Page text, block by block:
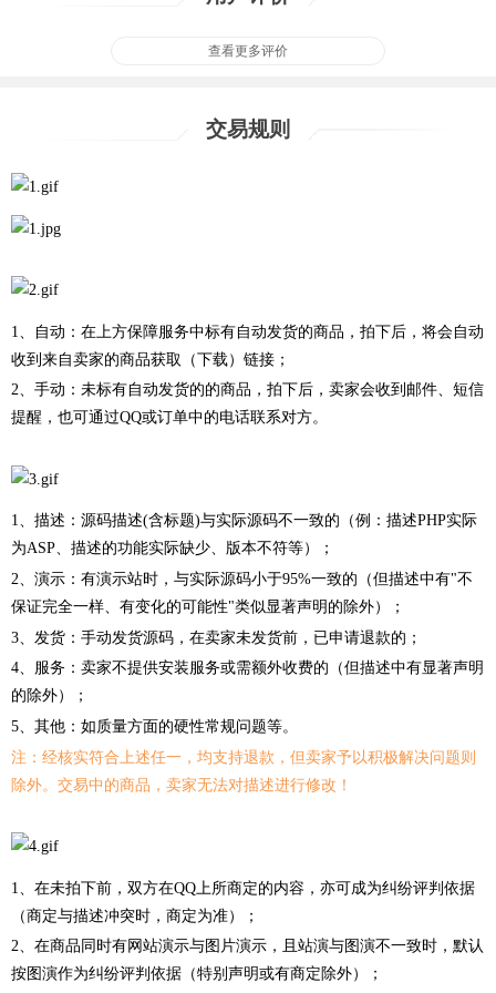
查看更多评价
交易规则
1、自动：在上方保障服务中标有自动发货的商品，拍下后，将会自动
收到来自卖家的商品获取（下载）链接；
2、手动：未标有自动发货的的商品，拍下后，卖家会收到邮件、短信
提醒，也可通过QQ或订单中的电话联系对方。
1、描述：源码描述(含标题)与实际源码不一致的（例：描述PHP实际
为ASP、描述的功能实际缺少、版本不符等）；
2、演示：有演示站时，与实际源码小于95%一致的（但描述中有"不
保证完全一样、有变化的可能性"类似显著声明的除外）；
3、发货：手动发货源码，在卖家未发货前，已申请退款的；
4、服务：卖家不提供安装服务或需额外收费的（但描述中有显著声明
的除外）；
5、其他：如质量方面的硬性常规问题等。
注：经核实符合上述任一，均支持退款，但卖家予以积极解决问题则
除外。交易中的商品，卖家无法对描述进行修改！
1、在未拍下前，双方在QQ上所商定的内容，亦可成为纠纷评判依据
（商定与描述冲突时，商定为准）；
2、在商品同时有网站演示与图片演示，且站演与图演不一致时，默认
按图演作为纠纷评判依据（特别声明或有商定除外）；